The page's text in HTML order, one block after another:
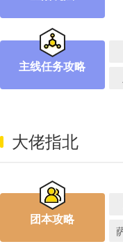
主线任务攻略
大佬指北
团本攻略